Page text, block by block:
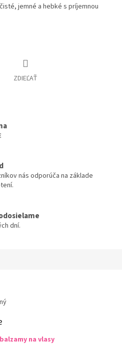
jemné a hebké s príjemnou
ZDIEĽAŤ
nás odporúča na základe
dní.
na vlasy